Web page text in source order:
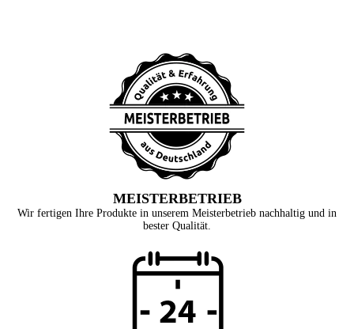
MEISTERBETRIEB
Wir fertigen Ihre Produkte in unserem Meisterbetrieb nachhaltig und in
bester Qualität.